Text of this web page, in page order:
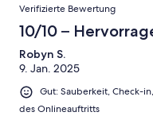
Verifizierte Bewertung
10/10 –
Robyn S.
9. Jan. 2025
Gut: Sauberkeit, Check-
des Onlineauftritts